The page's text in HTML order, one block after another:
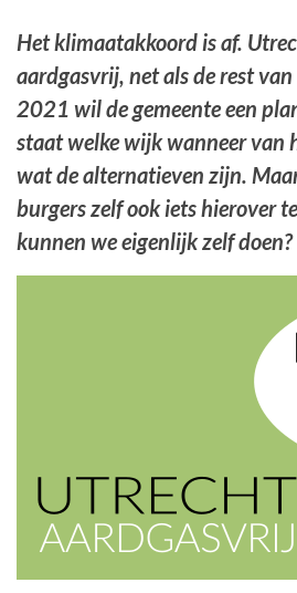
Het klimaatakkoord is af.
aardgasvrij, net als de rest
2021 wil de gemeente een
staat welke wijk wanneer van
wat de alternatieven zijn.
burgers zelf ook iets hierover
kunnen we eigenlijk zelf doen?